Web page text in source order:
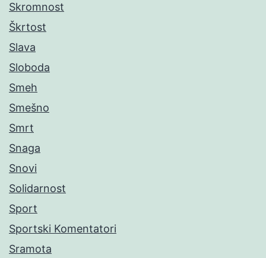
Skromnost
Škrtost
Slava
Sloboda
Smeh
Smešno
Smrt
Snaga
Snovi
Solidarnost
Sport
Sportski Komentatori
Sramota